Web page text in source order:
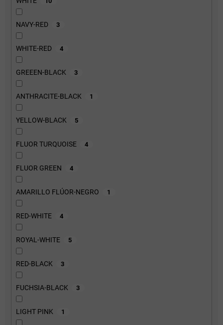
NAVY-RED 3
WHITE-RED 4
GREEEN-BLACK 3
ANTHRACITE-BLACK 1
YELLOW-BLACK 5
FLUOR TURQUOISE 4
FLUOR GREEN 4
AMARILLO FLÚOR-NEGRO 1
RED-WHITE 4
ROYAL-WHITE 5
RED-BLACK 3
FUCHSIA-BLACK 3
LIGHT PINK 1